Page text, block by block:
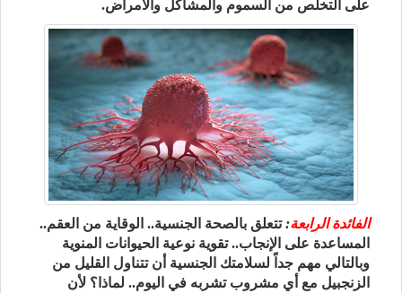
على التخلص من السموم والمشاكل والأمراض.
الفائدة الرابعة:تتعلق بالصحة الجنسية.. الوقاية من العقم..
المساعدة على الإنجاب.. تقوية نوعية الحيوانات المنوية
وبالتالي مهم جداً لسلامتك الجنسية أن تتناول القليل من
الزنجبيل مع أي مشروب تشربه في اليوم.. لماذا؟ لأن